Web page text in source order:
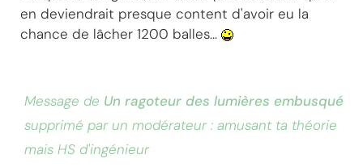
en deviendrait presque content d'avoir eu la
chance de lâcher 1200 balles...
Message de Un ragoteur des lumières embusqué
supprimé par un modérateur : amusant ta théorie
mais HS d'ingénieur